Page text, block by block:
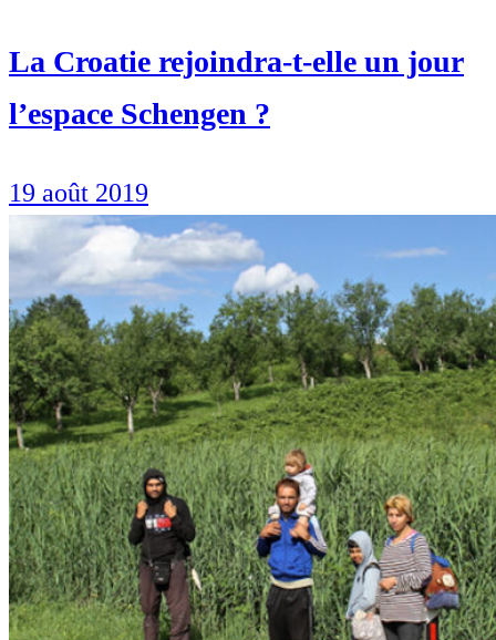
La Croatie rejoindra-t-elle un jour
l’espace Schengen ?
19 août 2019